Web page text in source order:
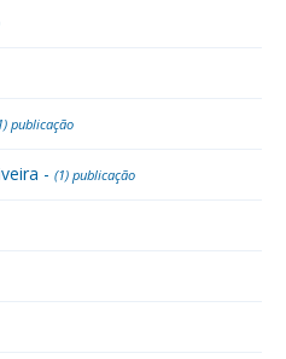
publicação
- (1) publicação